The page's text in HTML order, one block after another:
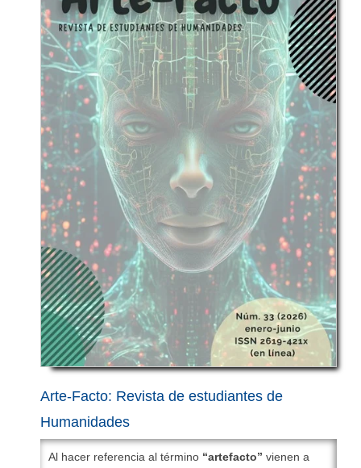
reflexión interdisciplinar en la comunidad académica,
cuyo fin es aportar al desarrollo crítico en los niveles
regional, nacional e internacional.
Temáticas:divulgación científica, estudios
socioterritoriales, región, interdisciplinariedad.
Periodicidad: semestral.
ISSN: 2027-7504
ISSN en línea:2711-3833
DOI: 10.15332/27113833
Correo
electrónico: revistaepisteme@ustavillavicencio.edu.co
Arte-Facto: Revista de estudiantes de
Humanidades
Al hacer referencia al término “artefacto” vienen a